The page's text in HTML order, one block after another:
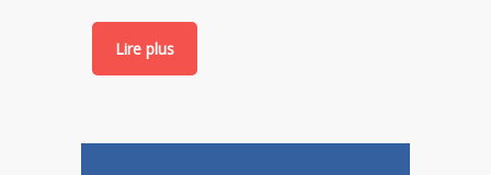
Lire plus